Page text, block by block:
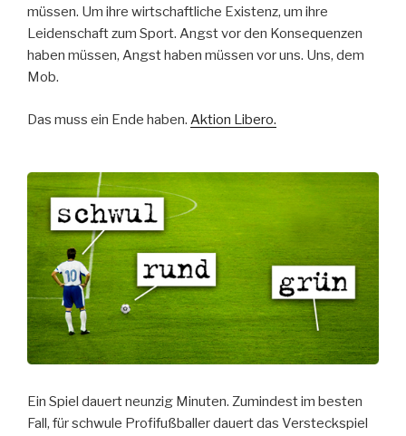
müssen. Um ihre wirtschaftliche Existenz, um ihre
Leidenschaft zum Sport. Angst vor den Konsequenzen
haben müssen, Angst haben müssen vor uns. Uns, dem
Mob.
Das muss ein Ende haben. Aktion Libero.
Ein Spiel dauert neunzig Minuten. Zumindest im besten
Fall, für schwule Profifußballer dauert das Versteckspiel